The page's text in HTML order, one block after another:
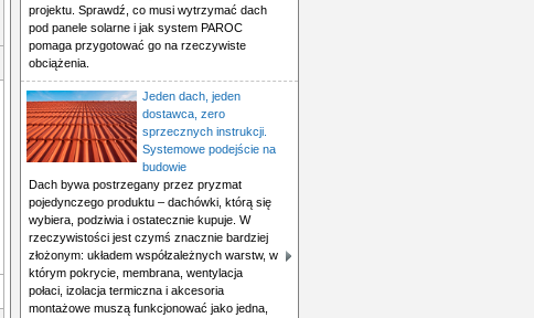
projektu. Sprawdź, co musi wytrzymać dach
pod panele solarne i jak system PAROC
pomaga przygotować go na rzeczywiste
obciążenia.
Jeden dach, jeden
dostawca, zero
sprzecznych instrukcji.
Systemowe podejście na
budowie
Dach bywa postrzegany przez pryzmat
pojedynczego produktu – dachówki, którą się
wybiera, podziwia i ostatecznie kupuje. W
rzeczywistości jest czymś znacznie bardziej
złożonym: układem współzależnych warstw, w
którym pokrycie, membrana, wentylacja
połaci, izolacja termiczna i akcesoria
montażowe muszą funkcjonować jako jedna,